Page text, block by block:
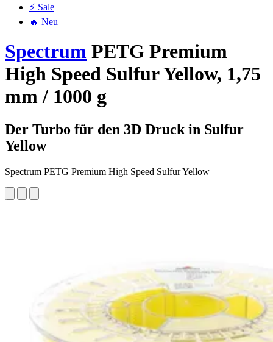
⚡ Sale
🔥 Neu
Spectrum PETG Premium
High Speed Sulfur Yellow, 1,75
mm / 1000 g
Der Turbo für den 3D Druck in Sulfur
Yellow
Spectrum PETG Premium High Speed Sulfur Yellow